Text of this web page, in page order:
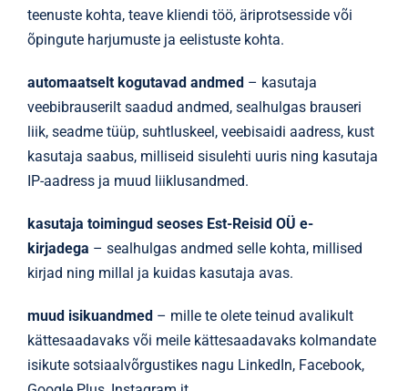
teenuste kohta, teave kliendi töö, äriprotsesside või
õpingute harjumuste ja eelistuste kohta.
automaatselt kogutavad andmed – kasutaja
veebibrauserilt saadud andmed, sealhulgas brauseri
liik, seadme tüüp, suhtluskeel, veebisaidi aadress, kust
kasutaja saabus, milliseid sisulehti uuris ning kasutaja
IP-aadress ja muud liiklusandmed.
kasutaja toimingud seoses Est-Reisid OÜ e-
kirjadega – sealhulgas andmed selle kohta, millised
kirjad ning millal ja kuidas kasutaja avas.
muud isikuandmed – mille te olete teinud avalikult
kättesaadavaks või meile kättesaadavaks kolmandate
isikute sotsiaalvõrgustikes nagu LinkedIn, Facebook,